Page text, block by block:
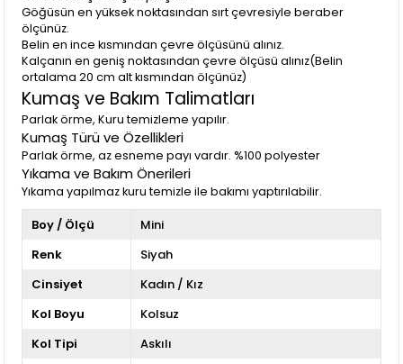
Göğüsün en yüksek noktasından sırt çevresiyle beraber
ölçünüz.
Belin en ince kısmından çevre ölçüsünü alınız.
Kalçanın en geniş noktasından çevre ölçüsü alınız(Belin
ortalama 20 cm alt kısmından ölçünüz)
Kumaş ve Bakım Talimatları
Parlak örme, Kuru temizleme yapılır.
Kumaş Türü ve Özellikleri
Parlak örme, az esneme payı vardır. %100 polyester
Yıkama ve Bakım Önerileri
Yıkama yapılmaz kuru temizle ile bakımı yaptırılabilir.
Boy / Ölçü
Mini
Renk
Siyah
Cinsiyet
Kadın / Kız
Kol Boyu
Kolsuz
Kol Tipi
Askılı